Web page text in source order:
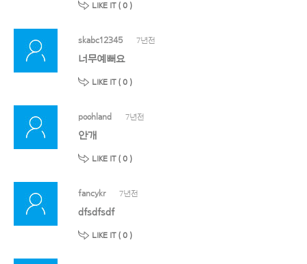
LIKE IT ( 0 )
skabc12345 7년전
너무예뻐요
LIKE IT ( 0 )
poohland 7년전
안개
LIKE IT ( 0 )
fancykr 7년전
dfsdfsdf
LIKE IT ( 0 )